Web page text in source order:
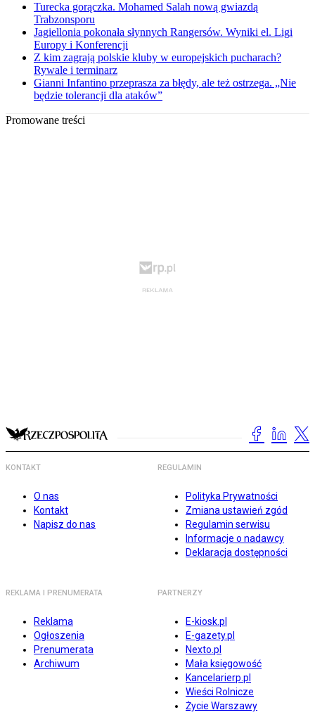
Turecka gorączka. Mohamed Salah nową gwiazdą
Trabzonsporu
Jagiellonia pokonała słynnych Rangersów. Wyniki el. Ligi
Europy i Konferencji
Z kim zagrają polskie kluby w europejskich pucharach?
Rywale i terminarz
Gianni Infantino przeprasza za błędy, ale też ostrzega. „Nie
będzie tolerancji dla ataków”
Promowane treści
KONTAKT
O nas
Kontakt
Napisz do nas
REGULAMIN
Polityka Prywatności
Zmiana ustawień zgód
Regulamin serwisu
Informacje o nadawcy
Deklaracja dostępności
REKLAMA I PRENUMERATA
Reklama
Ogłoszenia
Prenumerata
Archiwum
PARTNERZY
E-kiosk.pl
E-gazety.pl
Nexto.pl
Mała księgowość
Kancelarierp.pl
Wieści Rolnicze
Życie Warszawy